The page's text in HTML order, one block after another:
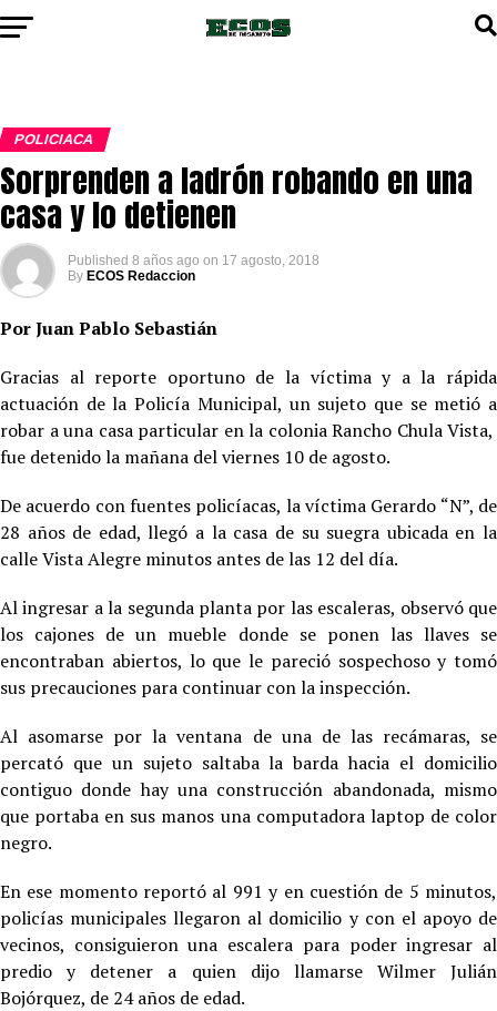
POLICIACA
Sorprenden a ladrón robando en una
casa y lo detienen
Published 8 años ago on 17 agosto, 2018
By ECOS Redaccion
Por Juan Pablo Sebastián
Gracias al reporte oportuno de la víctima y a la rápida
actuación de la Policía Municipal, un sujeto que se metió a
robar a una casa particular en la colonia Rancho Chula Vista,
fue detenido la mañana del viernes 10 de agosto.
De acuerdo con fuentes policíacas, la víctima Gerardo “N”, de
28 años de edad, llegó a la casa de su suegra ubicada en la
calle Vista Alegre minutos antes de las 12 del día.
Al ingresar a la segunda planta por las escaleras, observó que
los cajones de un mueble donde se ponen las llaves se
encontraban abiertos, lo que le pareció sospechoso y tomó
sus precauciones para continuar con la inspección.
Al asomarse por la ventana de una de las recámaras, se
percató que un sujeto saltaba la barda hacia el domicilio
contiguo donde hay una construcción abandonada, mismo
que portaba en sus manos una computadora laptop de color
negro.
En ese momento reportó al 991 y en cuestión de 5 minutos,
policías municipales llegaron al domicilio y con el apoyo de
vecinos, consiguieron una escalera para poder ingresar al
predio y detener a quien dijo llamarse Wilmer Julián
Bojórquez, de 24 años de edad.